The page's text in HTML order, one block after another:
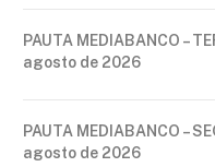
PAUTA MEDIABANCO –
agosto de 2026
PAUTA MEDIABANCO –
agosto de 2026